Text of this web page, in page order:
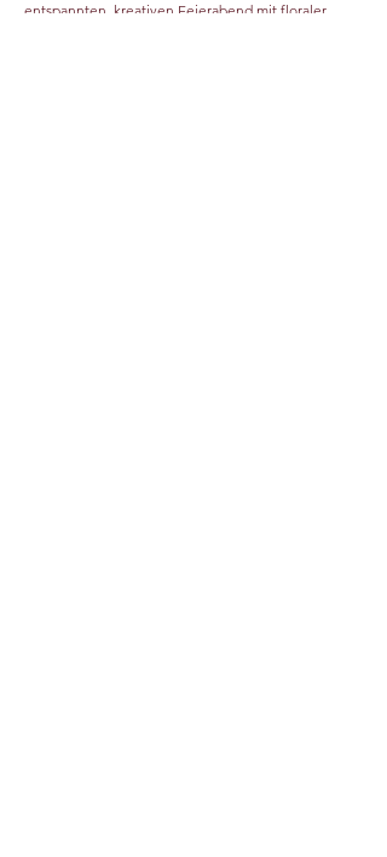
entspannten, kreativen Feierabend mit floraler